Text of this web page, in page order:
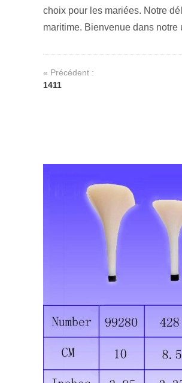
choix pour les mariées. Notre
maritime. Bienvenue dans
« Précédent :
1411